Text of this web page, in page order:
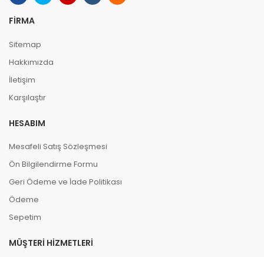
FIRMA
Sitemap
Hakkımızda
İletişim
Karşılaştır
HESABIM
Mesafeli Satış Sözleşmesi
Ön Bilgilendirme Formu
Geri Ödeme ve İade Politikası
Ödeme
Sepetim
MÜŞTERI HIZMETLERI